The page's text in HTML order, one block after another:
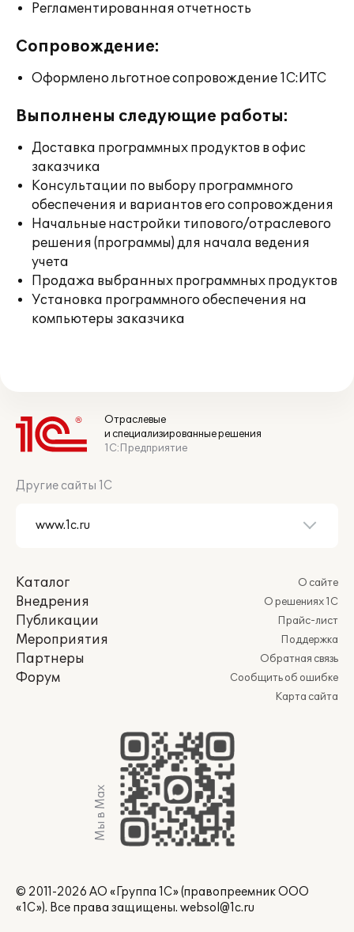
Регламентированная отчетность
Сопровождение:
Оформлено льготное сопровождение 1С:ИТС
Выполнены следующие работы:
Доставка программных продуктов в офис
заказчика
Консультации по выбору программного
обеспечения и вариантов его сопровождения
Начальные настройки типового/отраслевого
решения (программы) для начала ведения
учета
Продажа выбранных программных продуктов
Установка программного обеспечения на
компьютеры заказчика
Отраслевые
и специализированные решения
1С:Предприятие
Другие сайты 1С
Каталог
Внедрения
Публикации
Мероприятия
Партнеры
Форум
О сайте
О решениях 1С
Прайс-лист
Поддержка
Обратная связь
Сообщить об ошибке
Карта сайта
Мы в Max
© 2011-2026 АО «Группа 1С» (правопреемник ООО
«1С»). Все права защищены. websol@1c.ru